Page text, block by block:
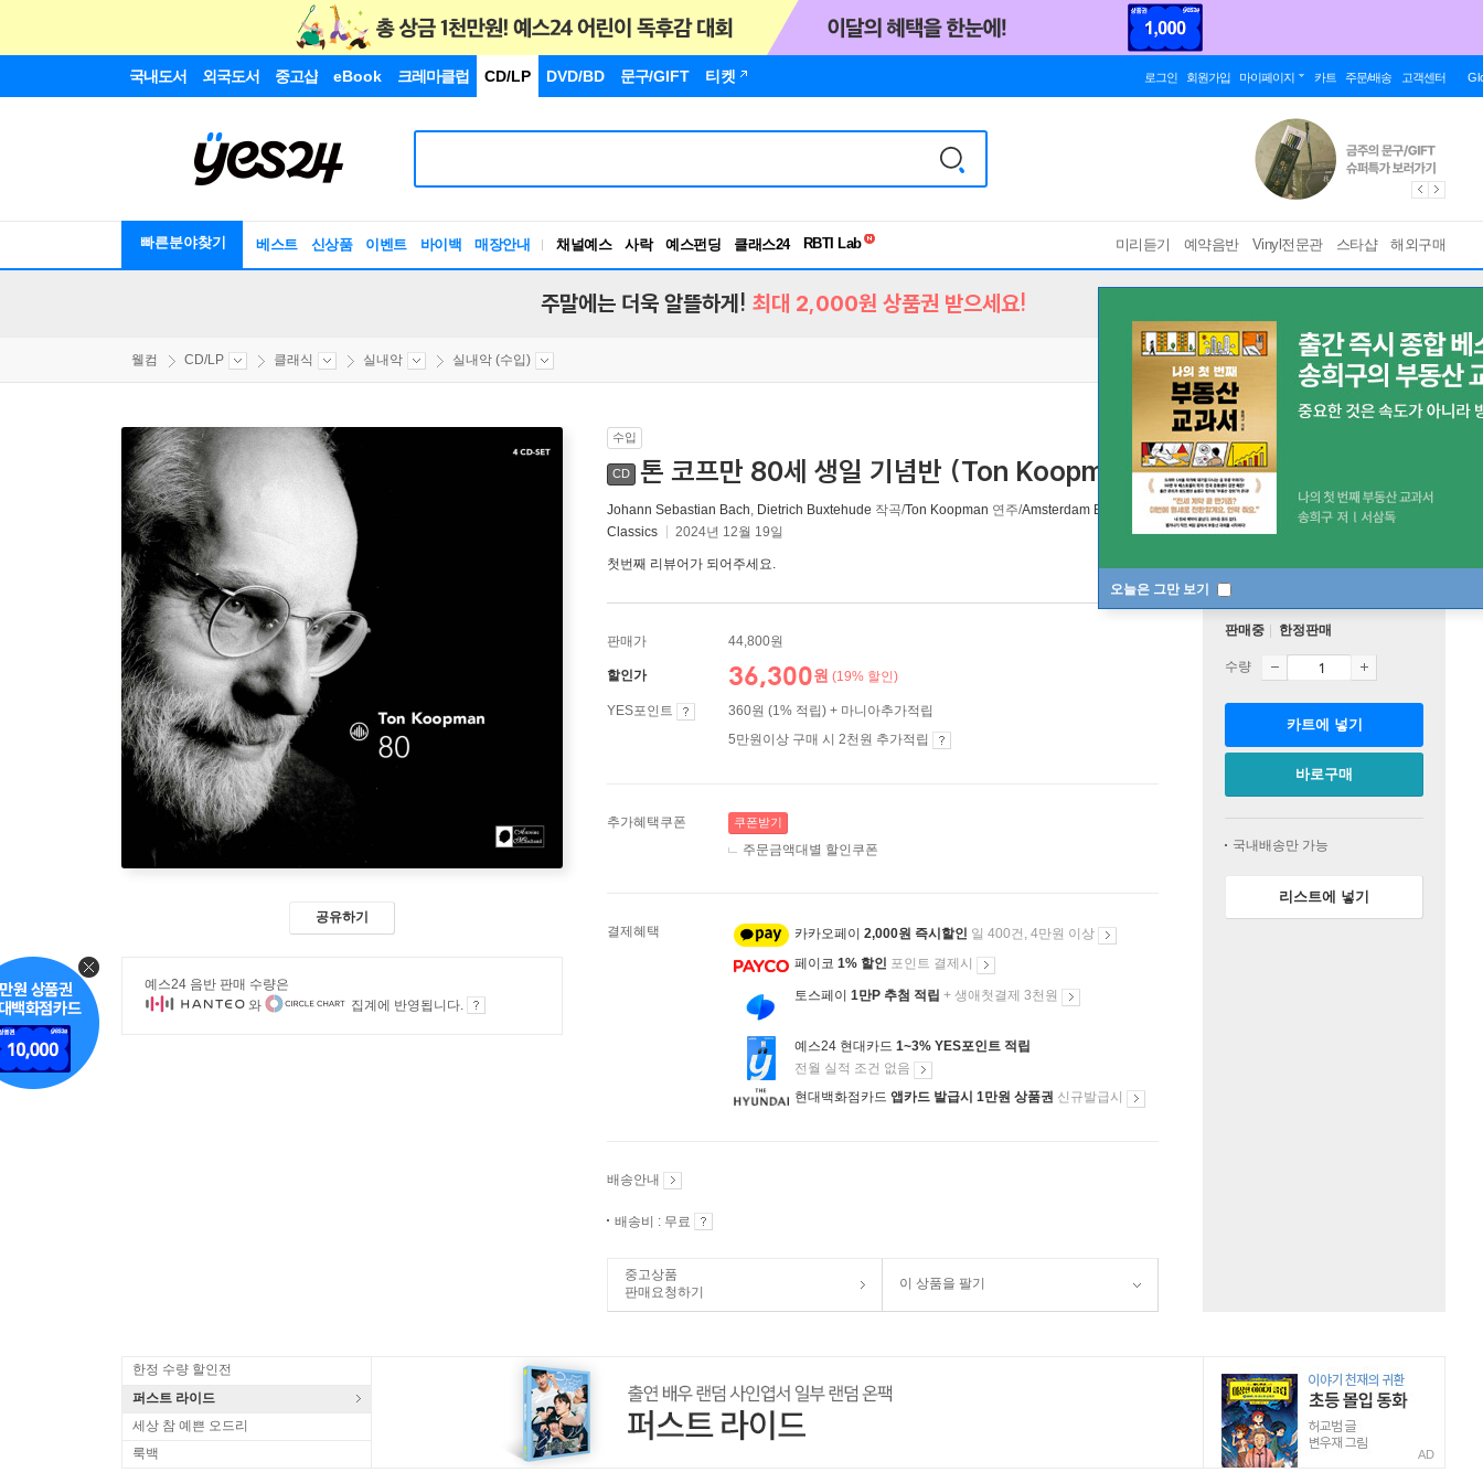
국내도서 외국도서 중고샵 eBook 크레마클럽 CD/LP DVD/BD 문구/GIFT 티켓 로그인 회원가입 마이페이지 카트 주문/배송 고객센터
빠른분야찾기 베스트 신상품 이벤트 바이백 매장안내 채널예스 사락 예스펀딩 클래스24
독서유형검사
미리듣기 예약음반 Vinyl전문관 스타샵 해외구매
오늘은 그만 보기
주말에는 더욱 알뜰하게! 최대 2,000원 상품권 받으세요!
웰컴 CD/LP 클래식 실내악 실내악 (수입)
공유하기
예스24 음반 판매 수량은
와
집계에 반영됩니다.
수입
CD 톤 코프만 80세 생일 기념반 (Ton Koopman 80) 베스트 앨범
Johann Sebastian Bach, Dietrich Buxtehude 작곡/Ton Koopman 연주/Amsterdam Baroque Choir합창 Challenge Classics/ Challenge
Classics
2024년 12월 19일
첫번째 리뷰어가 되어주세요.
판매가 44,800원
할인가 36,300원 (19% 할인)
YES포인트
360원 (1% 적립) + 마니아추가적립
5만원이상 구매 시 2천원 추가적립
추가혜택쿠폰 쿠폰받기
주문금액대별 할인쿠폰
결제혜택 카카오페이 2,000원 즉시할인 일 400건, 4만원 이상
페이코 1% 할인 포인트 결제시
토스페이 1만P 추첨 적립 + 생애첫결제 3천원
예스24 현대카드 1~3% YES포인트 적립
전월 실적 조건 없음
현대백화점카드 앱카드 발급시 1만원 상품권 신규발급시
배송안내
배송비 : 무료
중고상품
판매요청하기
이 상품을 팔기
판매중 한정판매
수량
카트에 넣기
바로구매
국내배송만 가능
리스트에 넣기
한정 수량 할인전
퍼스트 라이드
세상 참 예쁜 오드리
룩백
AD